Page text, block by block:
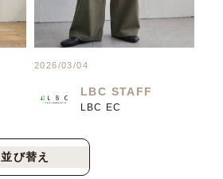
2026/03/04
LBC STAFF
LBC EC
並び替え